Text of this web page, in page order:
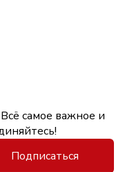
самое важное и
Подписаться